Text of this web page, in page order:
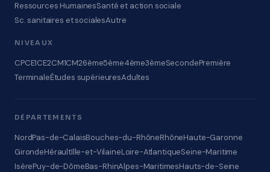
Ressources HumainesSanté et action sociale
Sc. sanitaires et socialesAutre
NIVEAUX
CPCE1CE2CM1CM26ème5ème4ème3èmeSecondePremière
TerminaleÉtudes supérieuresAdultes
DÉPARTEMENTS
NordPas-de-CalaisBouches-du-RhôneRhôneHaute-Garonne
GirondeHéraultIlle-et-VilaineLoire-AtlantiqueSeine-Maritime
IsèrePuy-de-DômeBas-RhinAlpes-MaritimesHauts-de-Seine